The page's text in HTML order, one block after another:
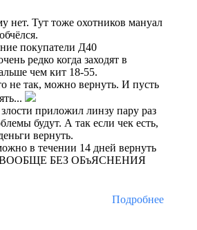
нет. Тут тоже охотников мануал
покупатели Д40
редко когда заходят в
чем кит 18-55.
не так, можно вернуть. И пусть
приложил линзу пару раз
будут. А так если чек есть,
вернуть.
в течении 14 дней вернуть
ВООБЩЕ БЕЗ ОБъЯСНЕНИЯ
Подробнее